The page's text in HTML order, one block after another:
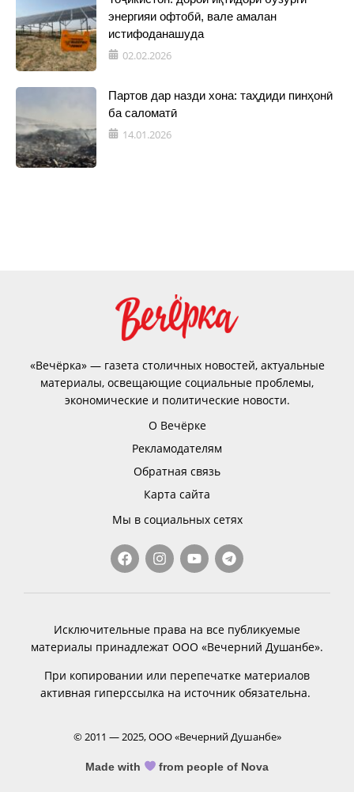
энергияи офтобӣ, вале амалан
истифоданашуда
02.02.2026
Партов дар назди хона: таҳдиди пинҳонӣ
ба саломатӣ
14.01.2026
«Вечёрка» — газета столичных новостей, актуальные
материалы, освещающие социальные проблемы,
экономические и политические новости.
О Вечёрке
Рекламодателям
Обратная связь
Карта сайта
Мы в социальных сетях
Исключительные права на все публикуемые
материалы принадлежат ООО «Вечерний Душанбе».
При копировании или перепечатке материалов
активная гиперссылка на источник обязательна.
© 2011 — 2025, ООО «Вечерний Душанбе»
Made with from people of Nova